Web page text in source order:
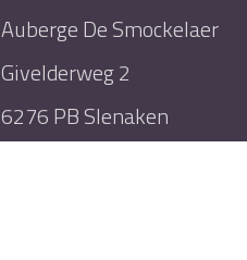
Auberge De Smockelaer
Givelderweg 2
6276 PB Slenaken